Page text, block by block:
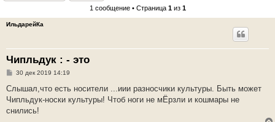
1 сообщение • Страница 1из 1
ИльдарейКа
Чипльдук : - это
С
о
щ
е
30 дек 2019 14:19
Слышал,что есть носители ...иии разносчики культуры. Быть может
Чипльдук-носки культуры! Чтоб ноги не мЁрзли и кошмары не
снились!